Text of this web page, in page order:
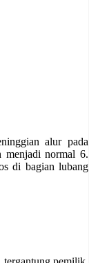
alur pada
menjadi normal 6.
di bagian lubang